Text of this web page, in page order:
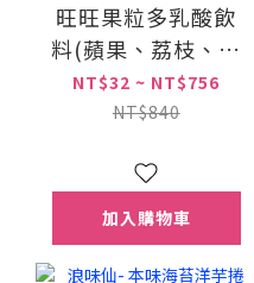
旺旺果粒多乳酸飲
料(蘋果、荔枝、草
莓口味)
NT$32 ~ NT$756
NT$840
加入購物車